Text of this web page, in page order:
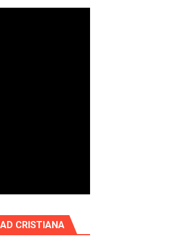
CRISTIANA